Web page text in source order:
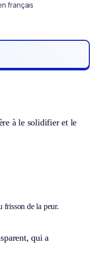
français
à le solidifier et le
frisson de la peur.
qui a